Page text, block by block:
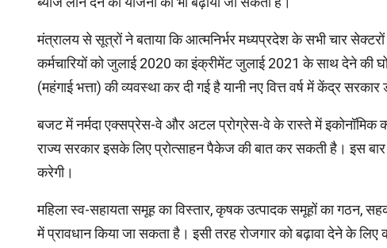
मंत्रालय से सूत्रों ने बताया कि आत्मनिर्भर मध्यप्रदेश के सभी चार
कर्मचारियों को जुलाई 2020 का इंक्रीमेंट जुलाई 2021 के साथ देने की
(महंगाई भत्ता) की व्यवस्था कर दी गई है यानी नए वित्त वर्ष में केंद्र
बजट में नर्मदा एक्सप्रेस-वे और अटल प्रोग्रेस-वे के रास्ते में इकोनॉमिक
राज्य सरकार इसके लिए प्रोत्साहन पैकेज की बात कर सकती है। इस
करेगी।
महिला स्व-सहायता समूह का विस्तार, कृषक उत्पादक समूहों का गठन,
में प्रावधान किया जा सकता है। इसी तरह रोजगार को बढ़ावा देने के